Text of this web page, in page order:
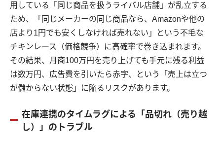
用している「同じ商品を扱うライバル店舗」が乱立する
ため、「同じメーカーの同じ商品なら、Amazonや他の
店より1円でも安くしなければ売れない」という不毛な
チキンレース（価格競争）に高確率で巻き込まれます。
その結果、月商100万円を売り上げても手元に残る利益
は数万円、広告費を引いたら赤字、という「売上は立つ
が儲からない状態」に陥るリスクがあります。
在庫連携のタイムラグによる「品切れ（売り越
し）」のトラブル